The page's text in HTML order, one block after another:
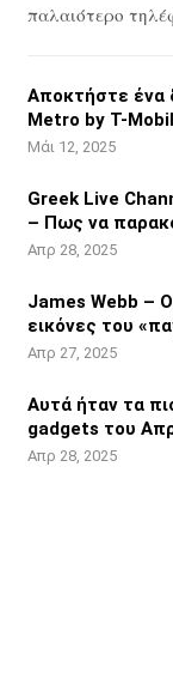
παλαιότερο
Αποκτήστε ένα
Metro by T-
Μάι 12, 2025
Greek Live
– Πως να
Απρ 28, 2025
James Webb –
εικόνες του
Απρ 27, 2025
Αυτά ήταν τα
gadgets του
Απρ 28, 2025